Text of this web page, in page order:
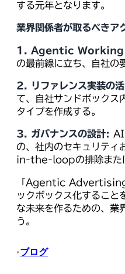
する元年となります。
業界関係者が取るべきア
1. Agentic Working
の最前線に立ち、自社の
2. リファレンス実装の
て、自社サンドボックス
タイプを作成する。
3. ガバナンスの設計: AI
の、社内のセキュリテ
in-the-loopの排除また
「Agentic
ックボックス化すること
な未来を作るための、業
う。
•ブログ